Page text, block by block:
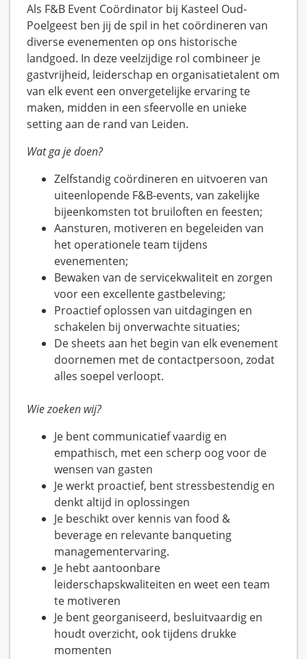
Als F&B Event Coördinator bij Kasteel Oud-
Poelgeest ben jij de spil in het coördineren van
diverse evenementen op ons historische
landgoed. In deze veelzijdige rol combineer je
gastvrijheid, leiderschap en organisatietalent om
van elk event een onvergetelijke ervaring te
maken, midden in een sfeervolle en unieke
setting aan de rand van Leiden.
Wat ga je doen?
Zelfstandig coördineren en uitvoeren van
uiteenlopende F&B-events, van zakelijke
bijeenkomsten tot bruiloften en feesten;
Aansturen, motiveren en begeleiden van
het operationele team tijdens
evenementen;
Bewaken van de servicekwaliteit en zorgen
voor een excellente gastbeleving;
Proactief oplossen van uitdagingen en
schakelen bij onverwachte situaties;
De sheets aan het begin van elk evenement
doornemen met de contactpersoon, zodat
alles soepel verloopt.
Wie zoeken wij?
Je bent communicatief vaardig en
empathisch, met een scherp oog voor de
wensen van gasten
Je werkt proactief, bent stressbestendig en
denkt altijd in oplossingen
Je beschikt over kennis van food &
beverage en relevante banqueting
managementervaring.
Je hebt aantoonbare
leiderschapskwaliteiten en weet een team
te motiveren
Je bent georganiseerd, besluitvaardig en
houdt overzicht, ook tijdens drukke
momenten